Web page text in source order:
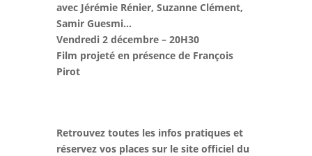
avec Jérémie Rénier, Suzanne Clément,
Samir Guesmi…
Vendredi 2 décembre – 20H30
Film projeté en présence de François
Pirot
Retrouvez toutes les infos pratiques et
réservez vos places sur le site officiel du